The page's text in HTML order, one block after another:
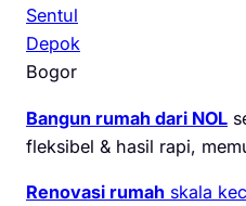
Sentul
Depok
Bogor
Bangun rumah dari NOL
fleksibel & hasil rapi,
Renovasi rumah skala